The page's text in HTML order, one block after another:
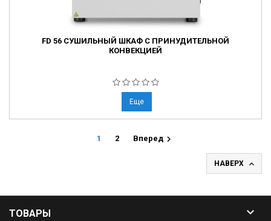
FD 56 СУШИЛЬНЫЙ ШКАФ С ПРИНУДИТЕЛЬНОЙ
КОНВЕКЦИЕЙ
Еще
1 2 Вперед 
НАВЕРХ 
ТОВАРЫ 